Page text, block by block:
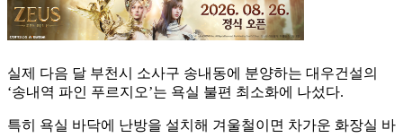
실제 다음 달 부천시 소사구 송내동에 분양하는 대우건설의
‘송내역 파인 푸르지오’는 욕실 불편 최소화에 나섰다.
특히 욕실 바닥에 난방을 설치해 겨울철이면 차가운 화장실 바